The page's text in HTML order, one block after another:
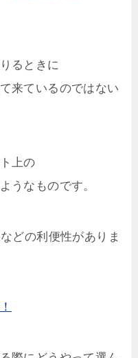
るときに
来ているのではない
上の
うなものです。
どの利便性がありま